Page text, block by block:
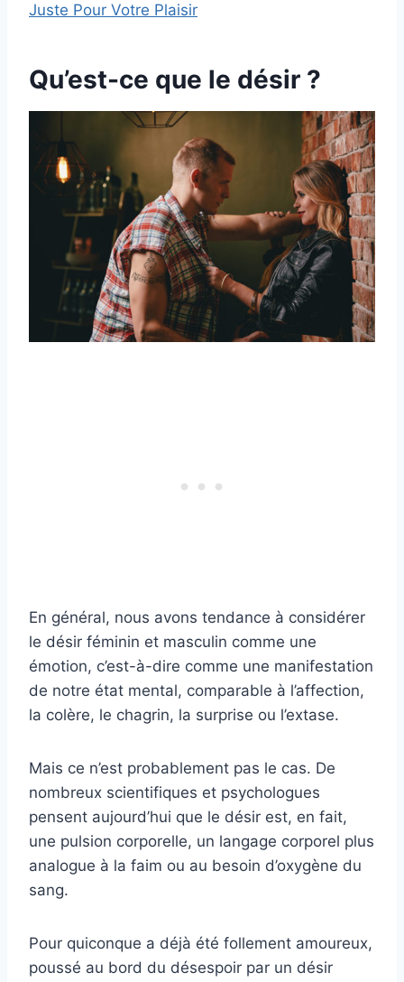
Juste Pour Votre Plaisir
Qu’est-ce que le désir ?
En général, nous avons tendance à considérer
le désir féminin et masculin comme une
émotion, c’est-à-dire comme une manifestation
de notre état mental, comparable à l’affection,
la colère, le chagrin, la surprise ou l’extase.
Mais ce n’est probablement pas le cas. De
nombreux scientifiques et psychologues
pensent aujourd’hui que le désir est, en fait,
une pulsion corporelle, un langage corporel plus
analogue à la faim ou au besoin d’oxygène du
sang.
Pour quiconque a déjà été follement amoureux,
poussé au bord du désespoir par un désir